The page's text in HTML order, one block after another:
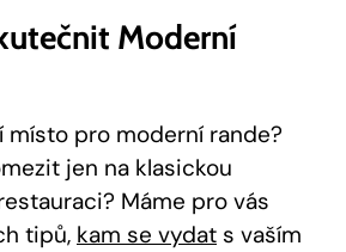
Moderní
místo pro moderní rande?
jen na klasickou
Máme pro vás
tipů, kam se vydat s vaším